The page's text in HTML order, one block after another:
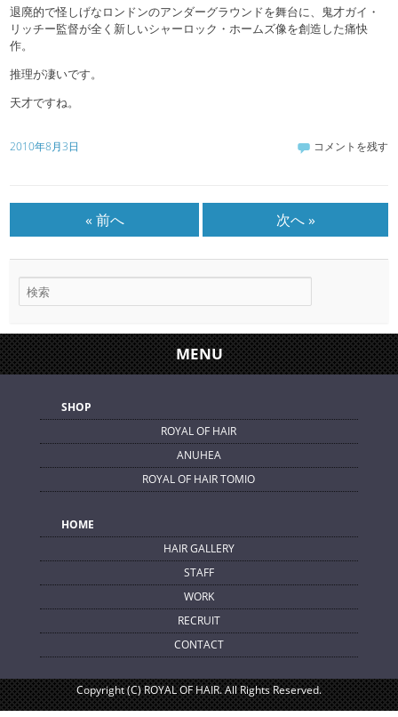
退廃的で怪しげなロンドンのアンダーグラウンドを舞台に、鬼才ガイ・
リッチー監督が全く新しいシャーロック・ホームズ像を創造した痛快
作。
推理が凄いです。
天才ですね。
2010年8月3日 コメントを残す
« 前へ 次へ »
MENU
SHOP
ROYAL OF HAIR
ANUHEA
ROYAL OF HAIR TOMIO
HOME
HAIR GALLERY
STAFF
WORK
RECRUIT
CONTACT
Copyright (C) ROYAL OF HAIR. All Rights Reserved.